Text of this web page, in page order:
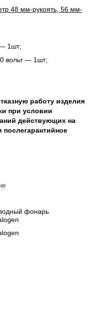
48 мм-рукоять, 56 мм-
1шт;
вольт ― 1шт;
работу изделия
при условии
действующих на
послегарантийное
фонарь